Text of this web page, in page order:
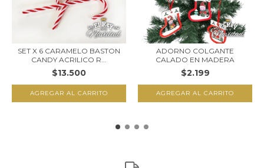
SET X 6 CARAMELO BASTON
CANDY ACRILICO R...
$13.500
ADORNO COLGANTE
CALADO EN MADERA
$2.199